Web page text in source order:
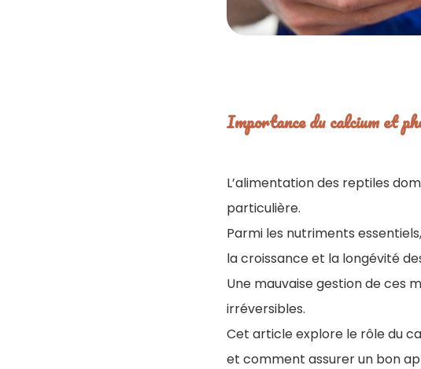
Importance du calcium et
L’alimentation des reptiles
particulière.
Parmi les nutriments
la croissance et la longévité
Une mauvaise gestion de ces
irréversibles.
Cet article explore le rôle du
et comment assurer un bon